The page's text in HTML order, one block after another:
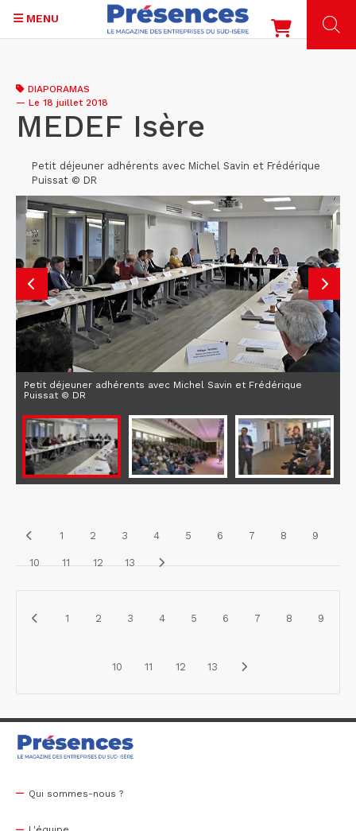
contenu
principal
MENU
DIAPORAMAS
— Le 18 juillet 2018
MEDEF Isère
Petit déjeuner adhérents avec Michel Savin et Frédérique
Puissat © DR
Petit déjeuner adhérents avec Michel Savin et Frédérique
Puissat © DR
1 2 3 4 5 6 7 8 9
10 11 12 13
1 2 3 4 5 6 7 8 9
10 11 12 13
Qui sommes-nous ?